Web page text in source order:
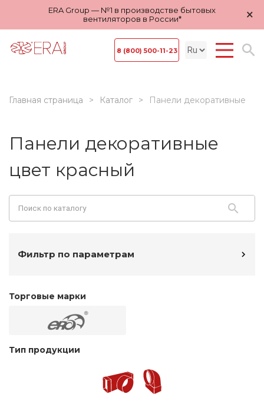
ERA Group — №1 в производстве бытовых
вентиляторов в России*
×
8 (800) 500-11-23
Главная страница Каталог Панели декоративные
Панели декоративные
цвет красный
Фильтр по параметрам
Торговые марки
Тип продукции